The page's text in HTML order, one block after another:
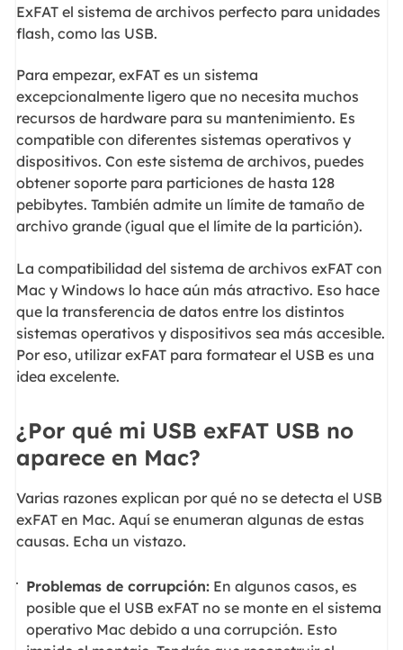
ExFAT el sistema de archivos perfecto para unidades
flash, como las USB.
Para empezar, exFAT es un sistema
excepcionalmente ligero que no necesita muchos
recursos de hardware para su mantenimiento. Es
compatible con diferentes sistemas operativos y
dispositivos. Con este sistema de archivos, puedes
obtener soporte para particiones de hasta 128
pebibytes. También admite un límite de tamaño de
archivo grande (igual que el límite de la partición).
La compatibilidad del sistema de archivos exFAT con
Mac y Windows lo hace aún más atractivo. Eso hace
que la transferencia de datos entre los distintos
sistemas operativos y dispositivos sea más accesible.
Por eso, utilizar exFAT para formatear el USB es una
idea excelente.
¿Por qué mi USB exFAT USB no
aparece en Mac?
Varias razones explican por qué no se detecta el USB
exFAT en Mac. Aquí se enumeran algunas de estas
causas. Echa un vistazo.
Problemas de corrupción: En algunos casos, es
posible que el USB exFAT no se monte en el sistema
operativo Mac debido a una corrupción. Esto